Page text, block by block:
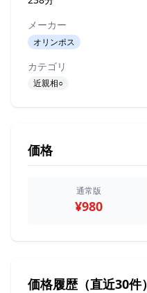
メーカー
オリンポス
カテゴリ
近親相○
価格
通常版
¥980
価格履歴（直近30件）